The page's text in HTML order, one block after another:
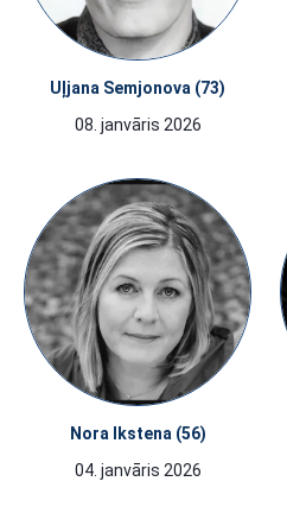
Uļjana Semjonova (73)
08. janvāris 2026
Nora Ikstena (56)
04. janvāris 2026